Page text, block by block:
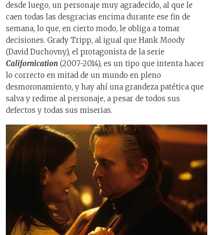
desde luego, un personaje muy agradecido, al que le
caen todas las desgracias encima durante ese fin de
semana, lo que, en cierto modo, le obliga a tomar
decisiones. Grady Tripp, al igual que Hank Moody
(David Duchovny), el protagonista de la serie
Californication (2007-2014), es un tipo que intenta hacer
lo correcto en mitad de un mundo en pleno
desmoronamiento, y hay ahí una grandeza patética que
salva y redime al personaje, a pesar de todos sus
defectos y todas sus miserias.